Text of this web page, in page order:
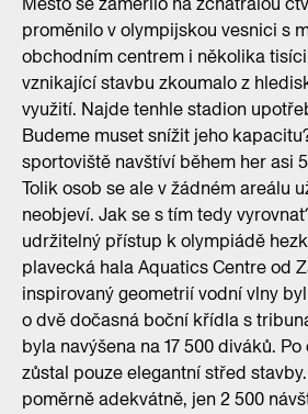
proměnilo v olympijskou vesnici s
obchodním centrem i několika
vznikající stavbu zkoumalo z
využití. Najde tenhle stadion
Budeme muset snížit jeho
sportoviště navštíví během her asi
Tolik osob se ale v žádném areálu
neobjeví. Jak se s tím tedy
udržitelný přístup k olympiádě
plavecká hala Aquatics Centre od
inspirovaný geometrií vodní vlny
o dvě dočasná boční křídla s
byla navýšena na 17 500 diváků.
zůstal pouze elegantní střed
poměrně adekvátně, jen 2 500